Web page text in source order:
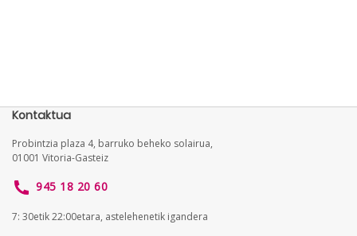
Kontaktua
Probintzia plaza 4, barruko beheko solairua,
01001 Vitoria-Gasteiz
945 18 20 60
7: 30etik 22:00etara, astelehenetik igandera